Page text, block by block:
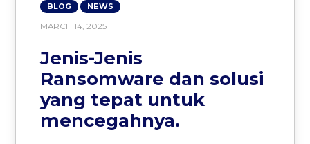
BLOG NEWS
MARCH 14, 2025
Jenis-Jenis
Ransomware dan solusi
yang tepat untuk
mencegahnya.